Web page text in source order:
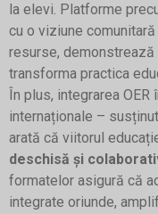
la elevi. Platforme
cu o viziune
resurse,
transforma practica
În plus, integrarea
internaționale –
arată că viitorul
deschisă și
formatelor asigură că
integrate oriunde,